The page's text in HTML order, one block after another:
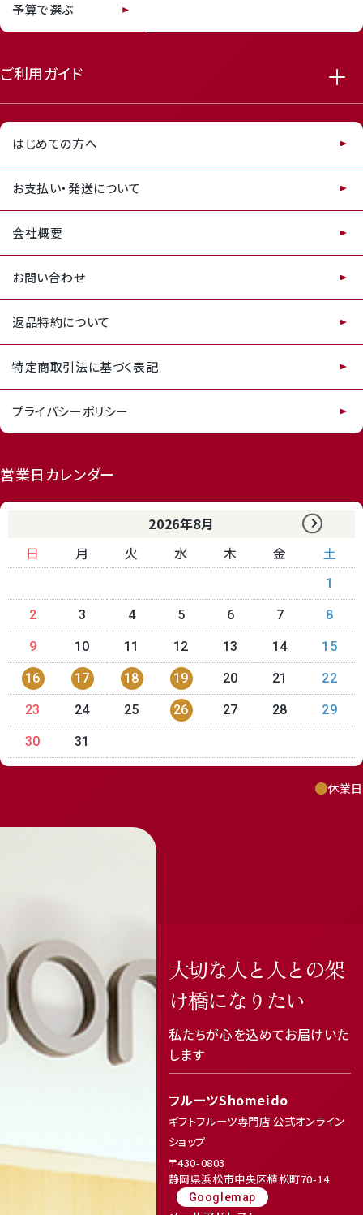
予算で選ぶ
ご利用ガイド
はじめての方へ
お支払い・発送について
会社概要
お問い合わせ
返品特約について
特定商取引法に基づく表記
プライバシーポリシー
営業日カレンダー
2026年8月
日
月 火 水 木 金 土
1
2 3 4 5 6 7 8
9 10 11 12 13 14 15
16 17 18 19 20 21 22
23 24 25 26 27 28 29
30 31
休業日
大切な人と人との架
け橋になりたい
私たちが心を込めてお届けいた
します
フルーツShomeido
ギフトフルーツ専門店 公式オンライン
ショップ
〒430-0803
静岡県浜松市中央区植松町70-14
Googlemap